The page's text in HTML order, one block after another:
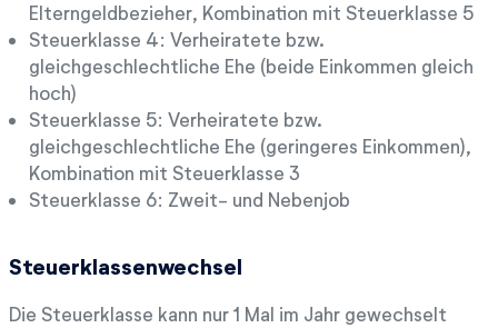
Elterngeldbezieher, Kombination mit Steuerklasse 5
Steuerklasse 4: Verheiratete bzw.
gleichgeschlechtliche Ehe (beide Einkommen gleich
hoch)
Steuerklasse 5: Verheiratete bzw.
gleichgeschlechtliche Ehe (geringeres Einkommen),
Kombination mit Steuerklasse 3
Steuerklasse 6: Zweit- und Nebenjob
Steuerklassenwechsel
Die Steuerklasse kann nur 1 Mal im Jahr gewechselt